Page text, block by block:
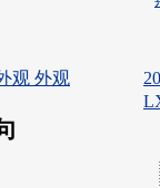
观 外观